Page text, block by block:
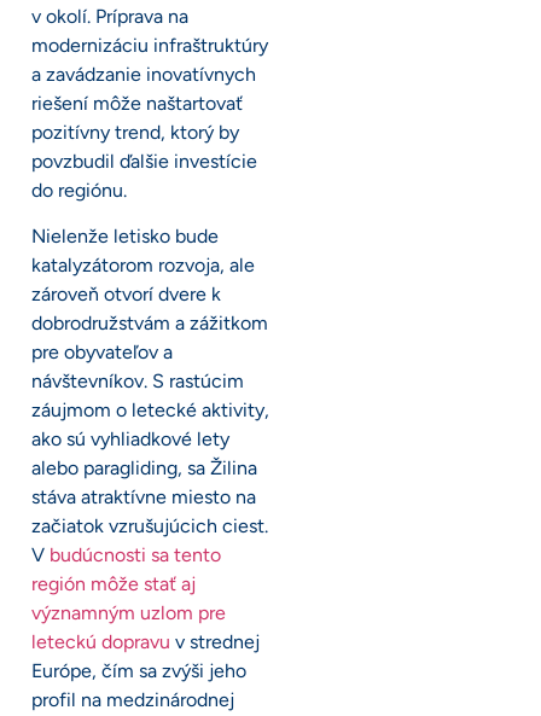
v okolí. Príprava na
modernizáciu infraštruktúry
a zavádzanie inovatívnych
riešení môže naštartovať
pozitívny trend, ktorý by
povzbudil ďalšie investície
do regiónu.
Nielenže letisko bude
katalyzátorom rozvoja, ale
zároveň otvorí dvere k
dobrodružstvám a zážitkom
pre obyvateľov a
návštevníkov. S rastúcim
záujmom o letecké aktivity,
ako sú vyhliadkové lety
alebo paragliding, sa Žilina
stáva atraktívne miesto na
začiatok vzrušujúcich ciest.
V budúcnosti sa tento
región môže stať aj
významným uzlom pre
leteckú dopravu v strednej
Európe, čím sa zvýši jeho
profil na medzinárodnej